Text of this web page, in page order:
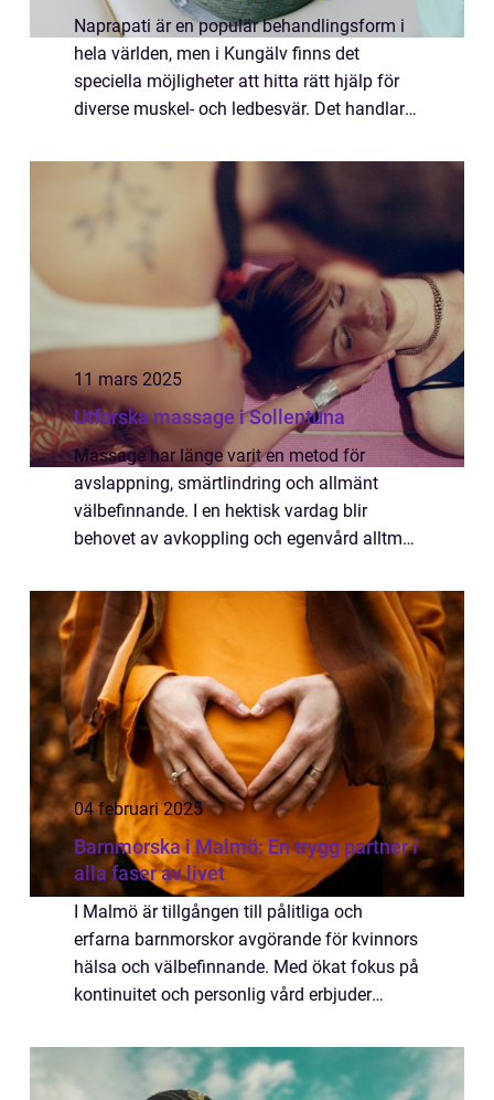
Naprapati är en populär behandlingsform i
hela världen, men i Kungälv finns det
speciella möjligheter att hitta rätt hjälp för
diverse muskel- och ledbesvär. Det handlar
11 mars 2025
Utforska massage i Sollentuna
Massage har länge varit en metod för
avslappning, smärtlindring och allmänt
välbefinnande. I en hektisk vardag blir
behovet av avkoppling och egenvård alltmer
04 februari 2025
Barnmorska i Malmö: En trygg partner i
alla faser av livet
I Malmö är tillgången till pålitliga och
erfarna barnmorskor avgörande för kvinnors
hälsa och välbefinnande. Med ökat fokus på
kontinuitet och personlig vård erbjuder